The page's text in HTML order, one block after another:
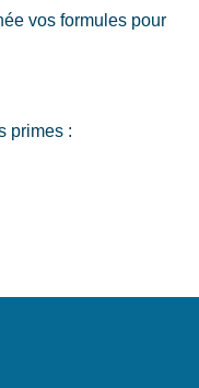
vos formules pour
primes :